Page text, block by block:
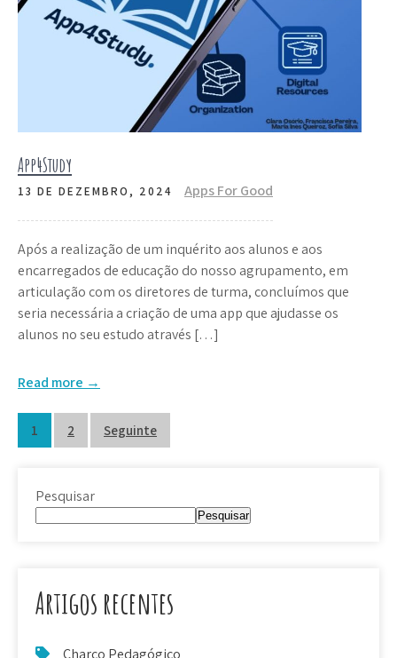
App4Study
13 DE DEZEMBRO, 2024 Apps For Good
Após a realização de um inquérito aos alunos e aos
encarregados de educação do nosso agrupamento, em
articulação com os diretores de turma, concluímos que
seria necessária a criação de uma app que ajudasse os
alunos no seu estudo através […]
Read more →
Paginação
conteúdos
1 2 Seguinte
Pesquisar
Pesquisar
Artigos recentes
Charco Pedagógico